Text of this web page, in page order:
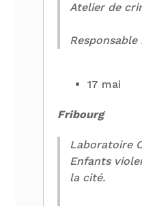
Atelier de
Responsable
17 mai
Fribourg
Laboratoire
Enfants
la cité.